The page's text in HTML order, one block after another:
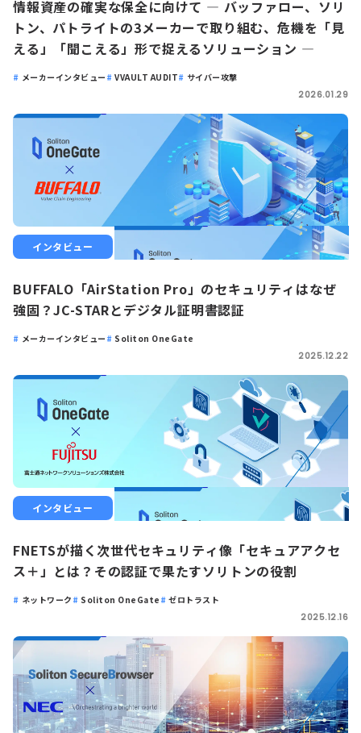
情報資産の確実な保全に向けて ― バッファロー、ソリ
トン、パトライトの3メーカーで取り組む、危機を「見
える」「聞こえる」形で捉えるソリューション ―
メーカーインタビュー VVAULT AUDIT
サイバー攻撃
2026.01.29
インタビュー
BUFFALO「AirStation Pro」のセキュリティはなぜ
強固？JC-STARとデジタル証明書認証
メーカーインタビュー
Soliton OneGate
2025.12.22
インタビュー
FNETSが描く次世代セキュリティ像「セキュアアクセ
ス＋」とは？その認証で果たすソリトンの役割
ネットワーク Soliton OneGate
ゼロトラスト
2025.12.16